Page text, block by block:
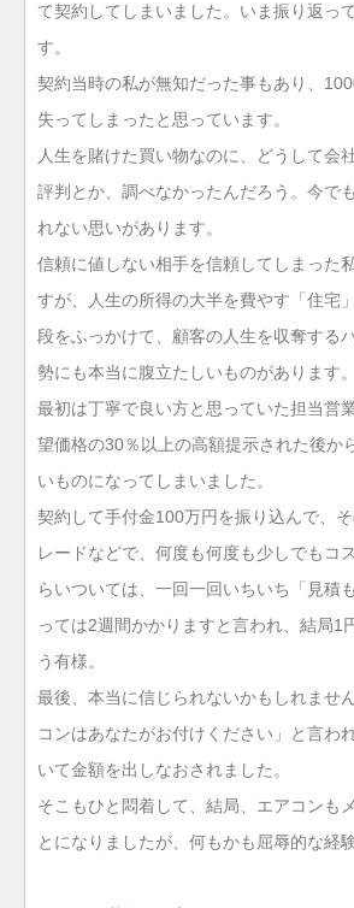
て契約してしまいました。いま振り返っ
す。
契約当時の私が無知だった事もあり、
失ってしまったと思っています。
人生を賭けた買い物なのに、どうして会
評判とか、調べなかったんだろう。今で
れない思いがあります。
信頼に値しない相手を信頼してしまった
すが、人生の所得の大半を費やす「住宅
段をふっかけて、顧客の人生を収奪する
勢にも本当に腹立たしいものがあります。
最初は丁寧で良い方と思っていた担当営
望価格の30％以上の高額提示された後か
いものになってしまいました。
契約して手付金100万円を振り込んで、
レードなどで、何度も何度も少しでもコ
らいついては、一回一回いちいち「見積
っては2週間かかりますと言われ、結局1
う有様。
最後、本当に信じられないかもしれませ
コンはあなたがお付けください」と言わ
いて金額を出しなおされました。
そこもひと悶着して、結局、エアコンも
とになりましたが、何もかも屈辱的な経